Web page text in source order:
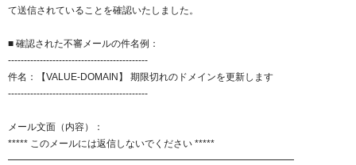
ドメインコンシェルジュ
Value Domain Analyzer
Value AI Writer
Value Domainにログイン
外部サービスでの登録が一部未対応（Google等）
おすすめ One レンタルサーバーを含む最新の機能を使う方
外部サービスでの登録が一部未対応（Google等）
て送信されていることを確認いたしました。
■ 確認された不審メールの件名例：
--------------------------------------------
件名：【VALUE-DOMAIN】 期限切れのドメインを更新します
--------------------------------------------
メール文面（内容）：
***** このメールには返信しないでください *****
━━━━━━━━━━━━━━━━━━━━━━━━━━━━━━